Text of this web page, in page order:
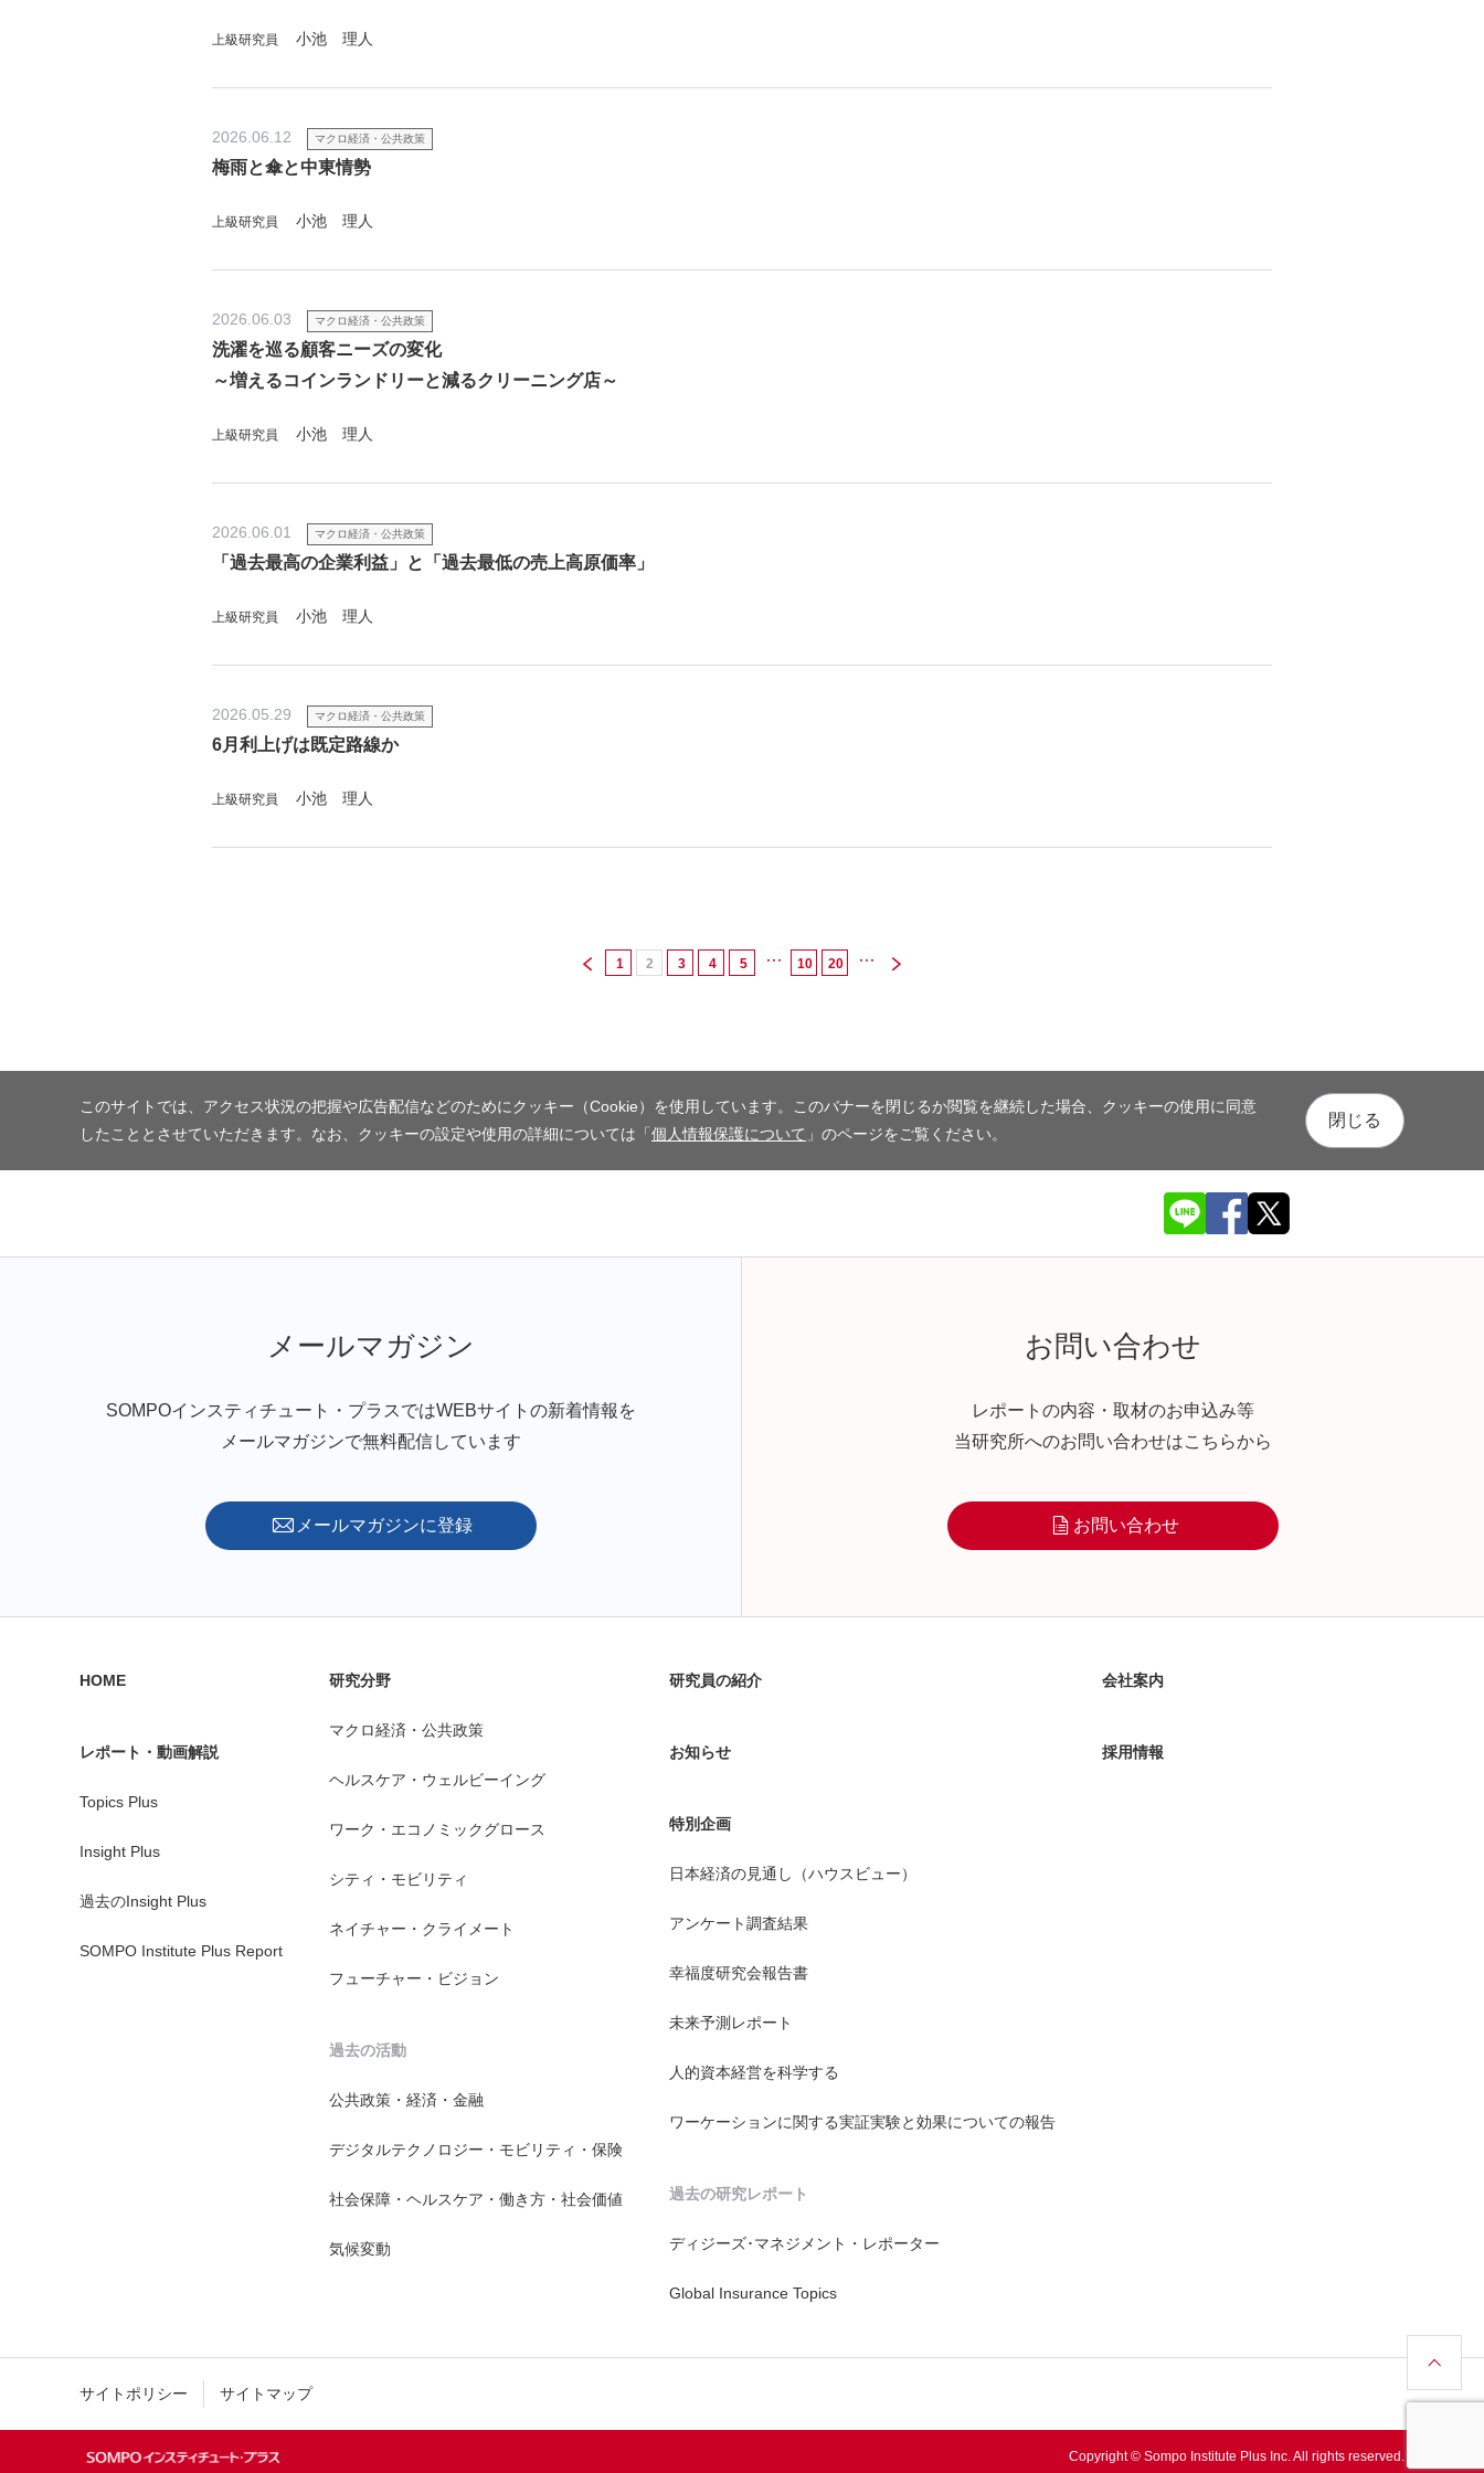
上級研究員 小池 理人
2026.06.12 マクロ経済・公共政策
梅雨と傘と中東情勢
上級研究員 小池 理人
2026.06.03 マクロ経済・公共政策
洗濯を巡る顧客ニーズの変化
～増えるコインランドリーと減るクリーニング店～
上級研究員 小池 理人
2026.06.01 マクロ経済・公共政策
「過去最高の企業利益」と「過去最低の売上高原価率」
上級研究員 小池 理人
2026.05.29 マクロ経済・公共政策
6月利上げは既定路線か
上級研究員 小池 理人
1 2 3 4 5 ... 10 20 ...
このサイトでは、アクセス状況の把握や広告配信などのためにクッキー（Cookie）を使用しています。このバナーを閉じるか閲覧を継続した場合、クッキーの使用に同意
したこととさせていただきます。なお、クッキーの設定や使用の詳細については「個人情報保護について 」のページをご覧ください。
閉じる
メールマガジン
SOMPOインスティチュート・プラスではWEBサイトの新着情報を
メールマガジンで無料配信しています
メールマガジンに登録
お問い合わせ
レポートの内容・取材のお申込み等
当研究所へのお問い合わせはこちらから
お問い合わせ
HOME
レポート・動画解説
Topics Plus
Insight Plus
過去のInsight Plus
SOMPO Institute Plus Report
研究分野
マクロ経済・公共政策
ヘルスケア・ウェルビーイング
ワーク・エコノミックグロース
シティ・モビリティ
ネイチャー・クライメート
フューチャー・ビジョン
過去の活動
公共政策・経済・金融
デジタルテクノロジー・モビリティ・保険
社会保障・ヘルスケア・働き方・社会価値
気候変動
研究員の紹介
お知らせ
特別企画
日本経済の見通し（ハウスビュー）
アンケート調査結果
幸福度研究会報告書
未来予測レポート
人的資本経営を科学する
ワーケーションに関する実証実験と効果についての報告
過去の研究レポート
ディジーズ･マネジメント・レポーター
Global Insurance Topics
会社案内
採用情報
サイトポリシー サイトマップ
Copyright © Sompo Institute Plus Inc. All rights reserved.